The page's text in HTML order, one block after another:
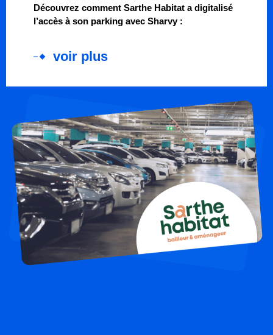
Découvrez comment Sarthe Habitat a digitalisé
l’accès à son parking avec Sharvy :
voir plus